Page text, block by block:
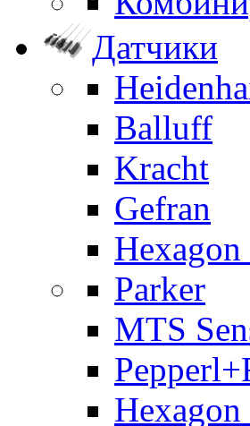
Датчики
Balluff
Kracht
Gefran
Parker
MTS